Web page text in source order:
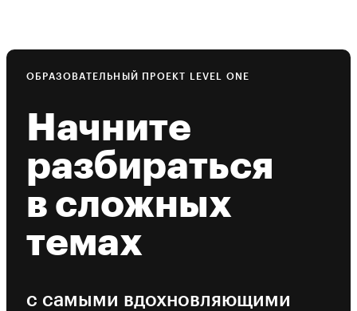
ОБРАЗОВАТЕЛЬНЫЙ ПРОЕКТ LEVEL ONE
Начните
разбираться
в сложных
темах
с самыми вдохновляющими